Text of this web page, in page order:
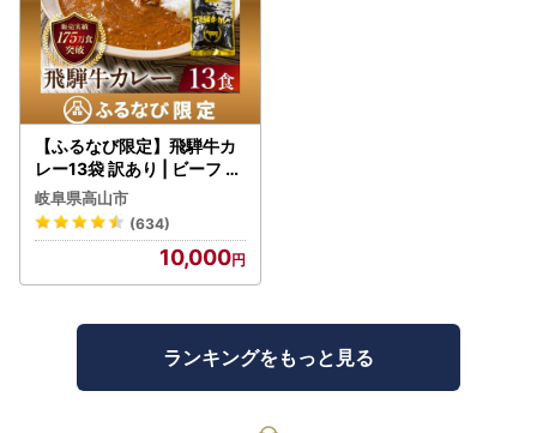
【ふるなび限定】飛騨牛カ
レー13袋 訳あり | ビーフ レ
トルト 訳あり DC006-CP
01 FN-Limited-VO
岐阜県高山市
(634)
10,000
ランキングをもっと見る